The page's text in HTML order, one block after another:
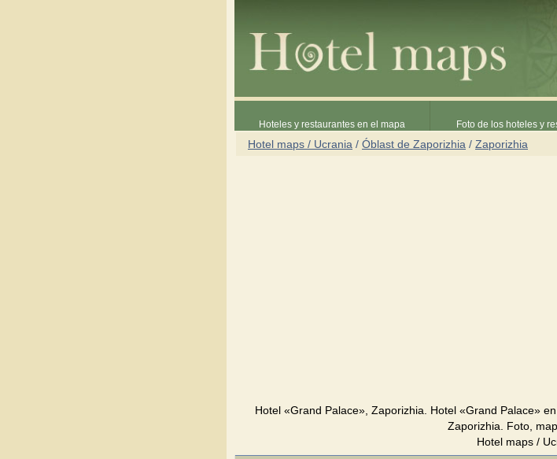
Hoteles y restaurantes en el mapa Foto de los hoteles y
Hotel maps / Ucrania / Óblast de Zaporizhia / Zaporizhia
Hotel «Grand Palace», Zaporizhia. Hotel «Grand Palace»
Zaporizhia. Foto,
Hotel maps /